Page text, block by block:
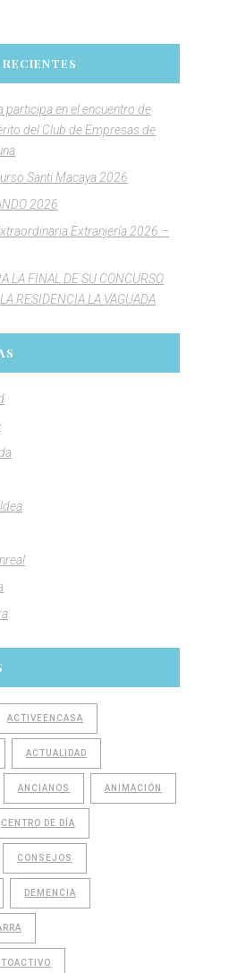
participa en el encuentro de
del Club de Empresas de
Santi Macaya 2026
2026
Extranjería 2026 –
LA FINAL DE SU CONCURSO
RESIDENCIA LA VAGUADA
ACTIVEENCASA
ACTUALIDAD
ANCIANOS ANIMACIÓN
CENTRO DE DÍA
CONSEJOS
DEMENCIA